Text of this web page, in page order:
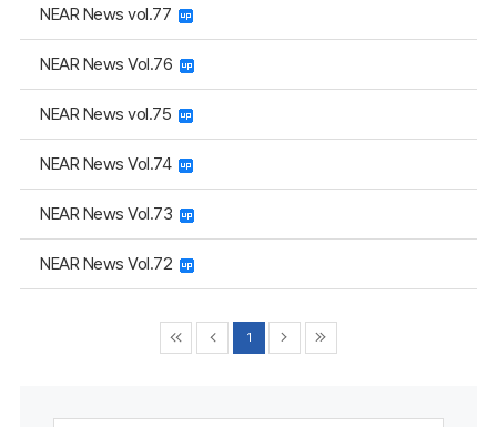
NEAR News vol.77
NEAR News Vol.76
NEAR News vol.75
NEAR News Vol.74
NEAR News Vol.73
NEAR News Vol.72
1